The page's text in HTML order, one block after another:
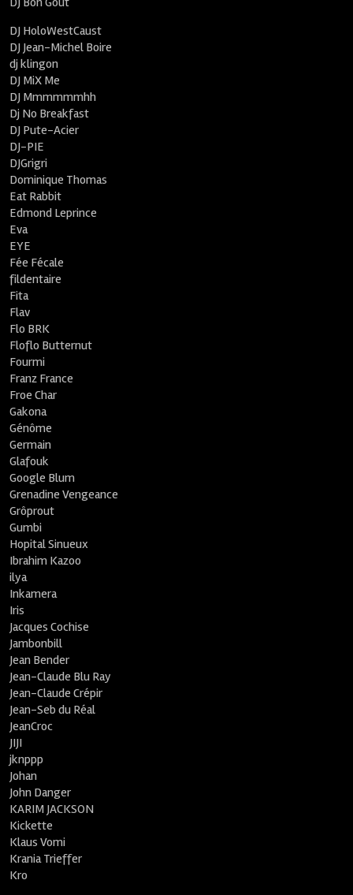
DJ HoloWestCaust
DJ Jean-Michel Boire
dj klingon
DJ MiX Me
DJ Mmmmmmhh
Dj No Breakfast
DJ Pute-Acier
DJ-PIE
DJGrigri
Dominique Thomas
Eat Rabbit
Edmond Leprince
Eva
EYE
Fée Fécale
fildentaire
Fita
Flav
Flo BRK
Floflo Butternut
Fourmi
Franz France
Froe Char
Gakona
Génôme
Germain
Glafouk
Google Blum
Grenadine Vengeance
Grôprout
Gumbi
Hopital Sinueux
Ibrahim Kazoo
ilya
Inkamera
Iris
Jacques Cochise
Jambonbill
Jean Bender
Jean-Claude Blu Ray
Jean-Claude Crépir
Jean-Seb du Réal
JeanCroc
JIJI
jknppp
Johan
John Danger
KARIM JACKSON
Kickette
Klaus Vomi
Krania Trieffer
Kro